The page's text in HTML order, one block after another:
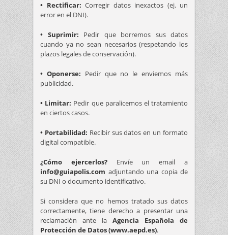
• Rectificar: Corregir datos inexactos (ej. un
error en el DNI).
• Suprimir: Pedir que borremos sus datos
cuando ya no sean necesarios (respetando los
plazos legales de conservación).
• Oponerse: Pedir que no le enviemos más
publicidad.
• Limitar: Pedir que paralicemos el tratamiento
en ciertos casos.
• Portabilidad: Recibir sus datos en un formato
digital compatible.
¿Cómo ejercerlos? Envíe un email a
info@guiapolis.com adjuntando una copia de
su DNI o documento identificativo.
Si considera que no hemos tratado sus datos
correctamente, tiene derecho a presentar una
reclamación ante la Agencia Española de
Protección de Datos (www.aepd.es).